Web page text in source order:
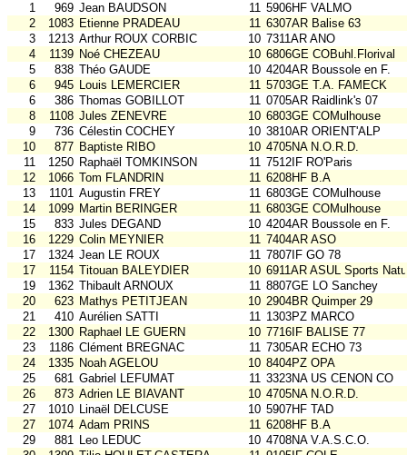
1
969 Jean BAUDSON 11 5906HF VALMO
2
1083 Etienne PRADEAU 11 6307AR Balise 63
3
1213 Arthur ROUX CORBIC 10 7311AR ANO
4
1139 Noé CHEZEAU 10 6806GE COBuhl.Florival
5
838 Théo GAUDE 10 4204AR Boussole en F.
6
945 Louis LEMERCIER 11 5703GE T.A. FAMECK
6
386 Thomas GOBILLOT 11 0705AR Raidlink's 07
8
1108 Jules ZENEVRE 10 6803GE COMulhouse
9
736 Célestin COCHEY 10 3810AR ORIENT'ALP
10
877 Baptiste RIBO 10 4705NA N.O.R.D.
11
1250 Raphaël TOMKINSON 11 7512IF RO'Paris
12
1066 Tom FLANDRIN 11 6208HF B.A
13
1101 Augustin FREY 11 6803GE COMulhouse
14
1099 Martin BERINGER 11 6803GE COMulhouse
15
833 Jules DEGAND 10 4204AR Boussole en F.
16
1229 Colin MEYNIER 11 7404AR ASO
17
1324 Jean LE ROUX 11 7807IF GO 78
17
1154 Titouan BALEYDIER 10 6911AR ASUL Sports
19
1362 Thibault ARNOUX 11 8807GE LO Sanchey
20
623 Mathys PETITJEAN 10 2904BR Quimper 29
21
410 Aurélien SATTI 11 1303PZ MARCO
22
1300 Raphael LE GUERN 10 7716IF BALISE 77
23
1186 Clément BREGNAC 11 7305AR ECHO 73
24
1335 Noah AGELOU 10 8404PZ OPA
25
681 Gabriel LEFUMAT 11 3323NA US CENON CO
26
873 Adrien LE BIAVANT 10 4705NA N.O.R.D.
27
1010 Linaël DELCUSE 10 5907HF TAD
27
1074 Adam PRINS 11 6208HF B.A
29
881 Leo LEDUC 10 4708NA V.A.S.C.O.